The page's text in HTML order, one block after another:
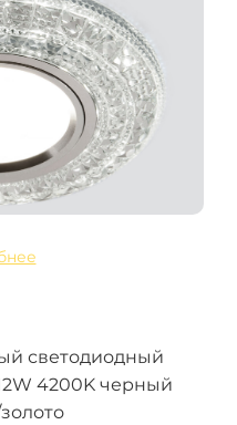
светодиодный
4200K черный